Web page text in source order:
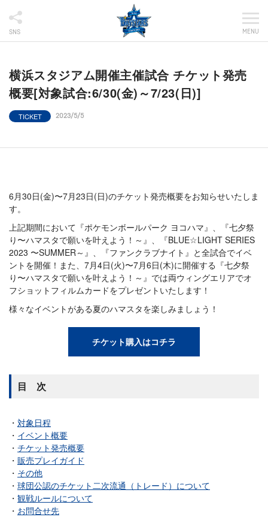
SNS MENU
横浜スタジアム開催主催試合 チケット発売
概要[対象試合:6/30(金)～7/23(日)]
TICKET 2023/5/5
6月30日(金)〜7月23日(日)のチケット発売概要をお知らせいたしま
す。
上記期間において『ポケモンボールパーク ヨコハマ』、『七夕祭
り〜ハマスタで願いを叶えよう！～』、『BLUE☆LIGHT SERIES
2023 〜SUMMER～』、『ファンクラブナイト』と全試合でイベ
ントを開催！また、7月4日(火)〜7月6日(木)に開催する『七夕祭
り〜ハマスタで願いを叶えよう！～』では両ウィングエリアでオ
フショットフィルムカードをプレゼントいたします！
様々なイベントがある夏のハマスタを楽しみましょう！
チケット購入はコチラ
目 次
対象日程
イベント概要
チケット発売概要
販売プレイガイド
その他
球団公認のチケット二次流通（トレード）について
観戦ルールについて
お問合せ先